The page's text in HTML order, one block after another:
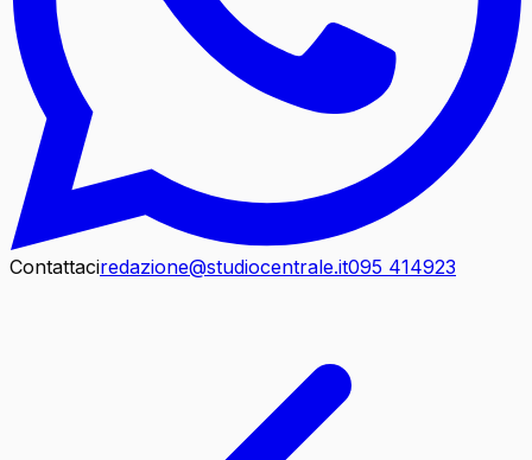
Contattaciredazione@studiocentrale.it095 414923